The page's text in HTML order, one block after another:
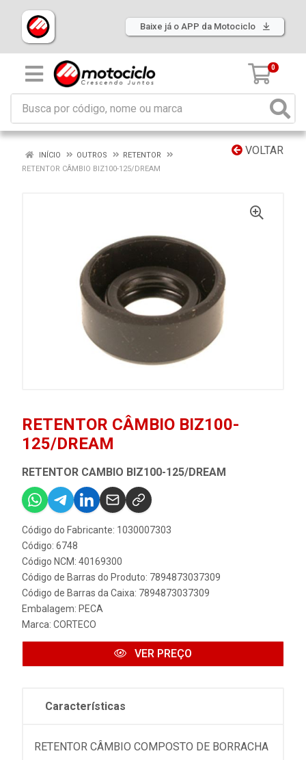
Baixe já o APP da Motociclo
0
VOLTAR
INÍCIO OUTROS
RETENTOR
RETENTOR CÂMBIO BIZ100-125/DREAM
RETENTOR CÂMBIO BIZ100-
125/DREAM
RETENTOR CAMBIO BIZ100-125/DREAM
Código do Fabricante: 1030007303
Código: 6748
Código NCM: 40169300
Código de Barras do Produto: 7894873037309
Código de Barras da Caixa: 7894873037309
Embalagem: PECA
Marca: CORTECO
VER PREÇO
Características
RETENTOR CÂMBIO COMPOSTO DE BORRACHA